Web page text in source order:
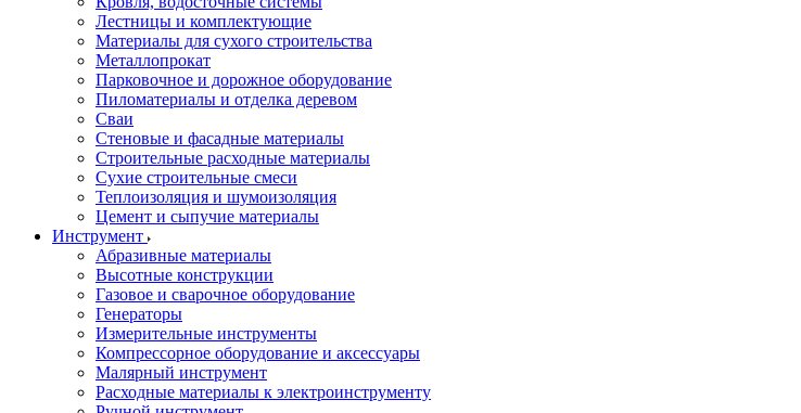
Лестницы и комплектующие
Материалы для сухого строительства
Металлопрокат
Парковочное и дорожное оборудование
Пиломатериалы и отделка деревом
Сваи
Стеновые и фасадные материалы
Строительные расходные материалы
Сухие строительные смеси
Теплоизоляция и шумоизоляция
Цемент и сыпучие материалы
Инструмент
Абразивные материалы
Высотные конструкции
Газовое и сварочное оборудование
Генераторы
Измерительные инструменты
Компрессорное оборудование и аксессуары
Малярный инструмент
Расходные материалы к электроинструменту